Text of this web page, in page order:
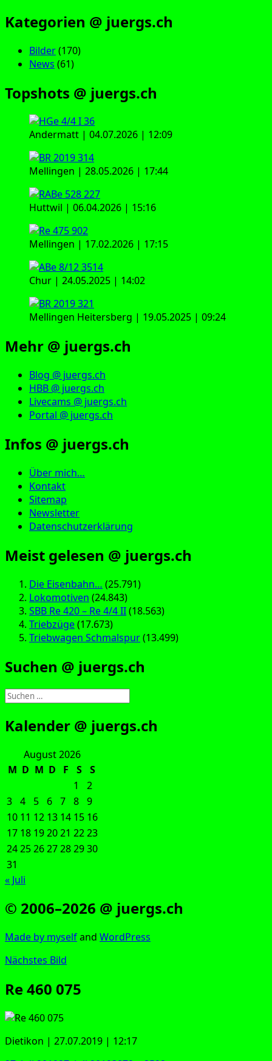
Kategorien @ juergs.ch
Bilder(170)
News (61)
Topshots @ juergs.ch
Andermatt | 04.07.2026 | 12:09
Mellingen | 28.05.2026 | 17:44
Huttwil | 06.04.2026 | 15:16
Mellingen | 17.02.2026 | 17:15
Chur | 24.05.2025 | 14:02
Mellingen Heitersberg | 19.05.2025 | 09:24
Mehr @ juergs.ch
Blog @ juergs.ch
HBB @ juergs.ch
Livecams @ juergs.ch
Portal @ juergs.ch
Infos @ juergs.ch
Über mich…
Kontakt
Sitemap
Newsletter
Datenschutzerklärung
Meist gelesen @ juergs.ch
Die Eisenbahn… (25.791)
Lokomotiven (24.843)
SBB Re 420 – Re 4/4 II(18.563)
Triebzüge(17.673)
Triebwagen Schmalspur(13.499)
Suchen @ juergs.ch
Suchen
nach:
Kalender @ juergs.ch
August 2026
M D M D F S
S
1
2
3 4 5 6 7 8 9
10 11 12 13 14 15 16
17 18 192021 2223
24252627282930
31
« Juli
© 2006–2026 @ juergs.ch
Made by mys­elfand Word­Press
Nächstes Bild
Re 460 075
Die­ti­kon | 27.07.2019 | 12:17